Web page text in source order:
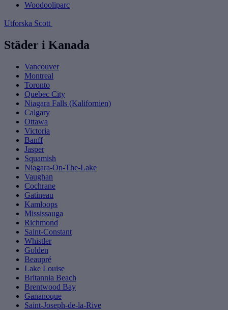
Woodooliparc
Utforska Scott
Städer i Kanada
Vancouver
Montreal
Toronto
Quebec City
Niagara Falls (Kalifornien)
Calgary
Ottawa
Victoria
Banff
Jasper
Squamish
Niagara-On-The-Lake
Vaughan
Cochrane
Gatineau
Kamloops
Mississauga
Richmond
Saint-Constant
Whistler
Golden
Beaupré
Lake Louise
Britannia Beach
Brentwood Bay
Gananoque
Saint-Joseph-de-la-Rive